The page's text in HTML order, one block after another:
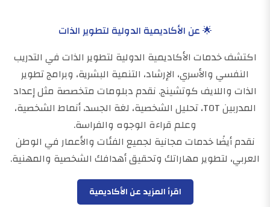
🌟 عن الأكاديمية الدولية لتطوير الذات
اكتشف خدمات الأكاديمية الدولية لتطوير الذات في التدريب
النفسي والأسري، الإرشاد، التنمية البشرية، وبرامج تطوير
الذات واللايف كوتشينج. نقدم دبلومات متخصصة مثل إعداد
المدربين TOT، تحليل الشخصية، لغة الجسد، أنماط الشخصية،
وعلم قراءة الوجوه والفراسة.
نقدم أيضًا خدمات مجانية لجميع الفئات والأعمار في الوطن
العربي، لتطوير مهاراتك وتحقيق أهدافك الشخصية والمهنية.
اقرأ المزيد عن الأكاديمية